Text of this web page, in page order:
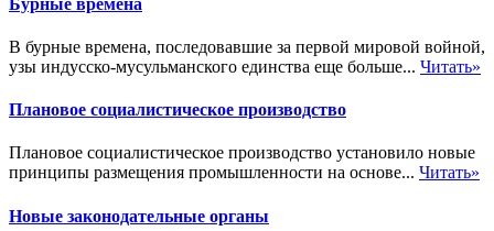
В бурные времена, последовавшие за первой мировой войной,
узы индусско-мусульманского единства еще больше... Читать»
Плановое социалистическое производство
Плановое социалистическое производство установило новые
принципы размещения промышленности на основе... Читать»
Новые законодательные органы